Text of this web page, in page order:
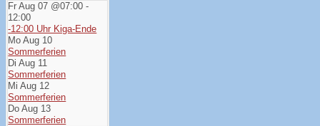
Fr Aug 07 @07:00 -
12:00
-12:00 Uhr Kiga-Ende
Mo Aug 10
Sommerferien
Di Aug 11
Sommerferien
Mi Aug 12
Sommerferien
Do Aug 13
Sommerferien